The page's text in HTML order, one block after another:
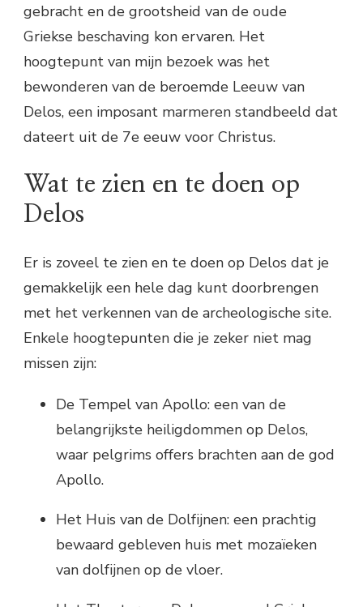
gebracht en de grootsheid van de oude
Griekse beschaving kon ervaren. Het
hoogtepunt van mijn bezoek was het
bewonderen van de beroemde Leeuw van
Delos, een imposant marmeren standbeeld dat
dateert uit de 7e eeuw voor Christus.
Wat te zien en te doen op
Delos
Er is zoveel te zien en te doen op Delos dat je
gemakkelijk een hele dag kunt doorbrengen
met het verkennen van de archeologische site.
Enkele hoogtepunten die je zeker niet mag
missen zijn:
De Tempel van Apollo: een van de
belangrijkste heiligdommen op Delos,
waar pelgrims offers brachten aan de god
Apollo.
Het Huis van de Dolfijnen: een prachtig
bewaard gebleven huis met mozaïeken
van dolfijnen op de vloer.